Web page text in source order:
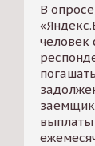
В
человек
выплаты